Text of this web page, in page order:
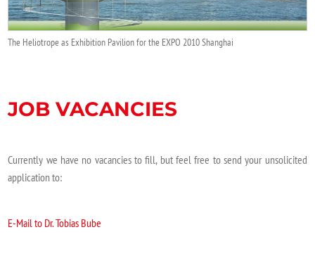
The Heliotrope as Exhibition Pavilion for the EXPO 2010 Shanghai
JOB VACANCIES
Currently we have no vacancies to fill, but feel free to send your unsolicited
applicationto:
E-Mail to Dr. Tobias Bube